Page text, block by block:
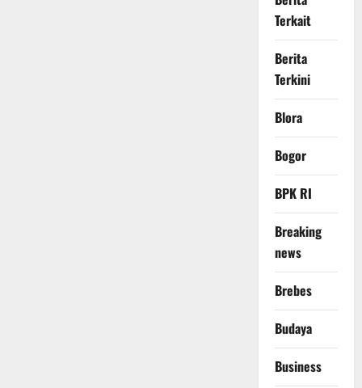
Terkait
Berita
Terkini
Blora
Bogor
BPK RI
Breaking
news
Brebes
Budaya
Business